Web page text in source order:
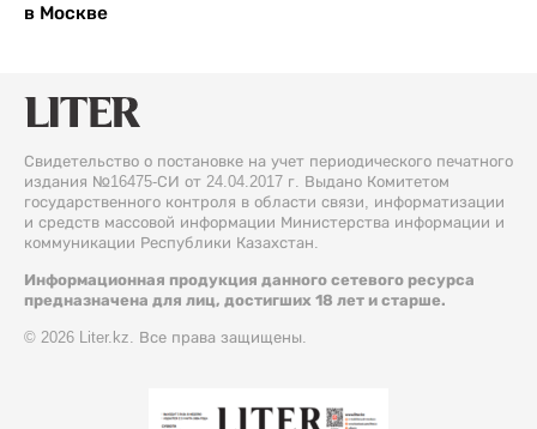
в Москве
Свидетельство о постановке на учет периодического печатного
издания №16475-СИ от 24.04.2017 г. Выдано Комитетом
государственного контроля в области связи, информатизации
и средств массовой информации Министерства информации и
коммуникации Республики Казахстан.
Информационная продукция данного сетевого ресурса
предназначена для лиц, достигших 18 лет и старше.
© 2026 Liter.kz. Все права защищены.